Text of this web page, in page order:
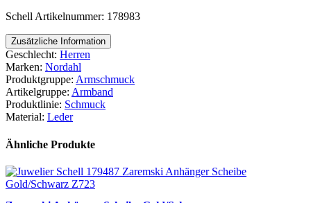
Schell Artikelnummer: 178983
Zusätzliche Information
Geschlecht: Herren
Marken: Nordahl
Produktgruppe: Armschmuck
Artikelgruppe: Armband
Produktlinie: Schmuck
Material: Leder
Ähnliche Produkte